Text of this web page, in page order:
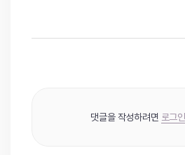
댓글을 작성하려면 로그인